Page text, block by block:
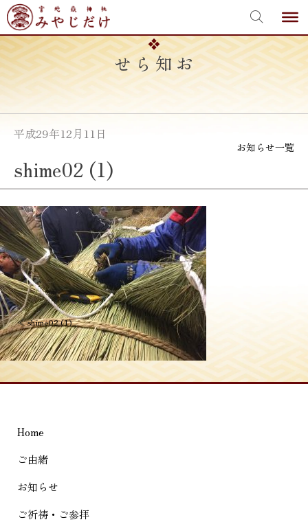
Skip
to
content
お知らせ
平成29年12月11日
お知らせ一覧
shime02 (1)
投
稿
ナ
ビ
ー
シ
ョ
ン
≪shime02 (1)
Home
ご由緒
お知らせ
ご祈祷・ご参拝